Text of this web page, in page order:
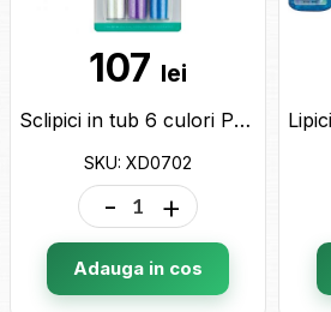
107 lei
Sclipici in tub 6 culori Pearl Glitter Shaker XD0702
SKU: XD0702
- +
Adauga in cos